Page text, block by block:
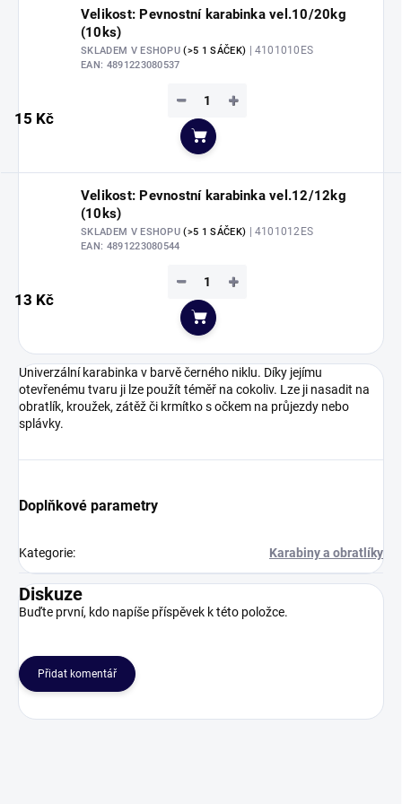
Velikost: Pevnostní karabinka vel.10/20kg
(10ks)
SKLADEM V ESHOPU(>5 1 SÁČEK) | 4101010ES
EAN: 4891223080537
15 Kč
+
−
Do košíku
Velikost: Pevnostní karabinka vel.12/12kg
(10ks)
SKLADEM V ESHOPU(>5 1 SÁČEK) | 4101012ES
EAN: 4891223080544
13 Kč
+
−
Do košíku
Univerzální karabinka v barvě černého niklu. Díky jejímu
otevřenému tvaru ji lze použít téměř na cokoliv. Lze ji nasadit na
obratlík, kroužek, zátěž či krmítko s očkem na průjezdy nebo
splávky.
Doplňkové parametry
Kategorie: Karabiny a obratlíky
Diskuze
Buďte první, kdo napíše příspěvek k této položce.
Přidat komentář